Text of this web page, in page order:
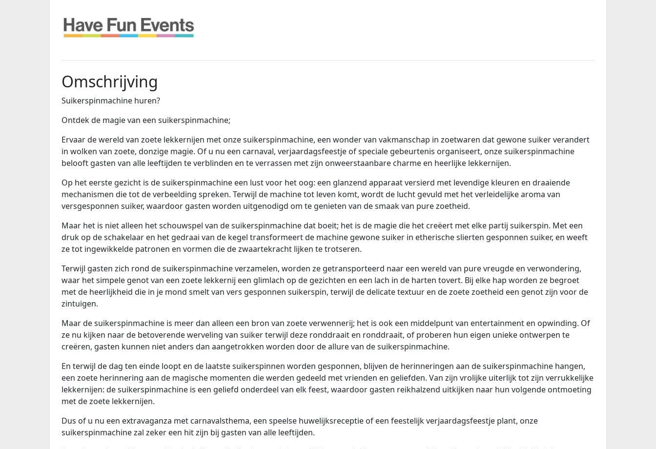
Omschrijving
Suikerspinmachine huren?
Ontdek de magie van een suikerspinmachine;
Ervaar de wereld van zoete lekkernijen met onze suikerspinmachine, een wonder van vakmanschap in zoetwaren dat gewone suiker verandert
in wolken van zoete, donzige magie. Of u nu een carnaval, verjaardagsfeestje of speciale gebeurtenis organiseert, onze suikerspinmachine
belooft gasten van alle leeftijden te verblinden en te verrassen met zijn onweerstaanbare charme en heerlijke lekkernijen.
Op het eerste gezicht is de suikerspinmachine een lust voor het oog: een glanzend apparaat versierd met levendige kleuren en draaiende
mechanismen die tot de verbeelding spreken. Terwijl de machine tot leven komt, wordt de lucht gevuld met het verleidelijke aroma van
versgesponnen suiker, waardoor gasten worden uitgenodigd om te genieten van de smaak van pure zoetheid.
Maar het is niet alleen het schouwspel van de suikerspinmachine dat boeit; het is de magie die het creëert met elke partij suikerspin. Met een
druk op de schakelaar en het gedraai van de kegel transformeert de machine gewone suiker in etherische slierten gesponnen suiker, en weeft
ze tot ingewikkelde patronen en vormen die de zwaartekracht lijken te trotseren.
Terwijl gasten zich rond de suikerspinmachine verzamelen, worden ze getransporteerd naar een wereld van pure vreugde en verwondering,
waar het simpele genot van een zoete lekkernij een glimlach op de gezichten en een lach in de harten tovert. Bij elke hap worden ze begroet
met de heerlijkheid die in je mond smelt van vers gesponnen suikerspin, terwijl de delicate textuur en de zoete zoetheid een genot zijn voor de
zintuigen.
Maar de suikerspinmachine is meer dan alleen een bron van zoete verwennerij; het is ook een middelpunt van entertainment en opwinding. Of
ze nu kijken naar de betoverende werveling van suiker terwijl deze ronddraait en ronddraait, of proberen hun eigen unieke ontwerpen te
creëren, gasten kunnen niet anders dan aangetrokken worden door de allure van de suikerspinmachine.
En terwijl de dag ten einde loopt en de laatste suikerspinnen worden gesponnen, blijven de herinneringen aan de suikerspinmachine hangen,
een zoete herinnering aan de magische momenten die werden gedeeld met vrienden en geliefden. Van zijn vrolijke uiterlijk tot zijn verrukkelijke
lekkernijen: de suikerspinmachine is een geliefd onderdeel van elk feest, waardoor gasten reikhalzend uitkijken naar hun volgende ontmoeting
met de zoete lekkernijen.
Dus of u nu een extravaganza met carnavalsthema, een speelse huwelijksreceptie of een feestelijk verjaardagsfeestje plant, onze
suikerspinmachine zal zeker een hit zijn bij gasten van alle leeftijden.